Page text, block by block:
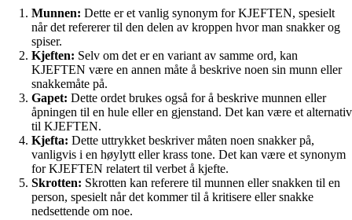
Munnen: Dette er et vanlig synonym for KJEFTEN, spesielt
når det refererer til den delen av kroppen hvor man snakker og
spiser.
Kjeften: Selv om det er en variant av samme ord, kan
KJEFTEN være en annen måte å beskrive noen sin munn eller
snakkemåte på.
Gapet: Dette ordet brukes også for å beskrive munnen eller
åpningen til en hule eller en gjenstand. Det kan være et alternativ
til KJEFTEN.
Kjefta: Dette uttrykket beskriver måten noen snakker på,
vanligvis i en høylytt eller krass tone. Det kan være et synonym
for KJEFTEN relatert til verbet å kjefte.
Skrotten: Skrotten kan referere til munnen eller snakken til en
person, spesielt når det kommer til å kritisere eller snakke
nedsettende om noe.